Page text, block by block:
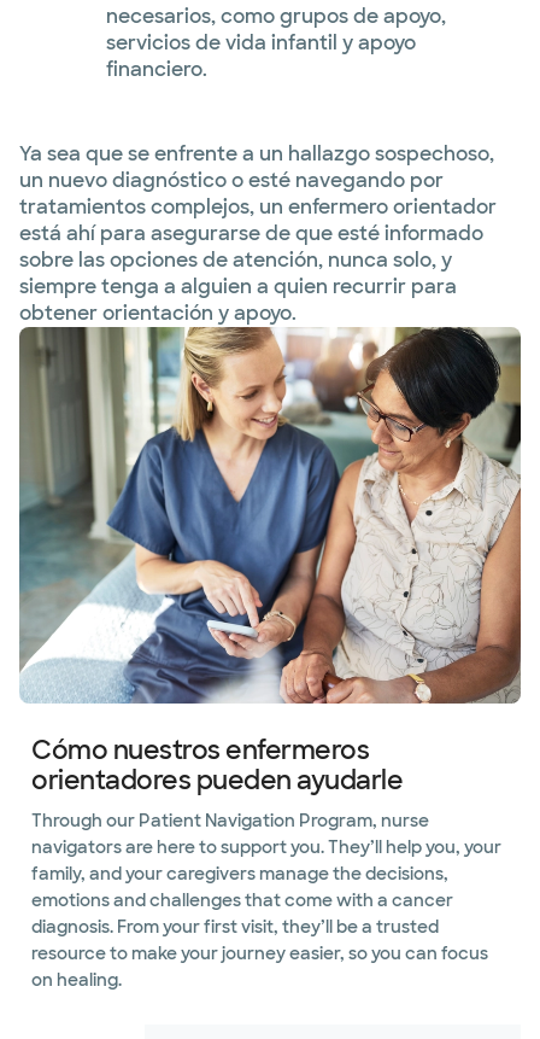
necesarios, como grupos de apoyo,
servicios de vida infantil y apoyo
financiero.
Ya sea que se enfrente a un hallazgo sospechoso,
un nuevo diagnóstico o esté navegando por
tratamientos complejos, un enfermero orientador
está ahí para asegurarse de que esté informado
sobre las opciones de atención, nunca solo, y
siempre tenga a alguien a quien recurrir para
obtener orientación y apoyo.
Cómo nuestros enfermeros
orientadores pueden ayudarle
Through our Patient Navigation Program, nurse
navigators are here to support you. They’ll help you, your
family, and your caregivers manage the decisions,
emotions and challenges that come with a cancer
diagnosis. From your first visit, they’ll be a trusted
resource to make your journey easier, so you can focus
on healing.